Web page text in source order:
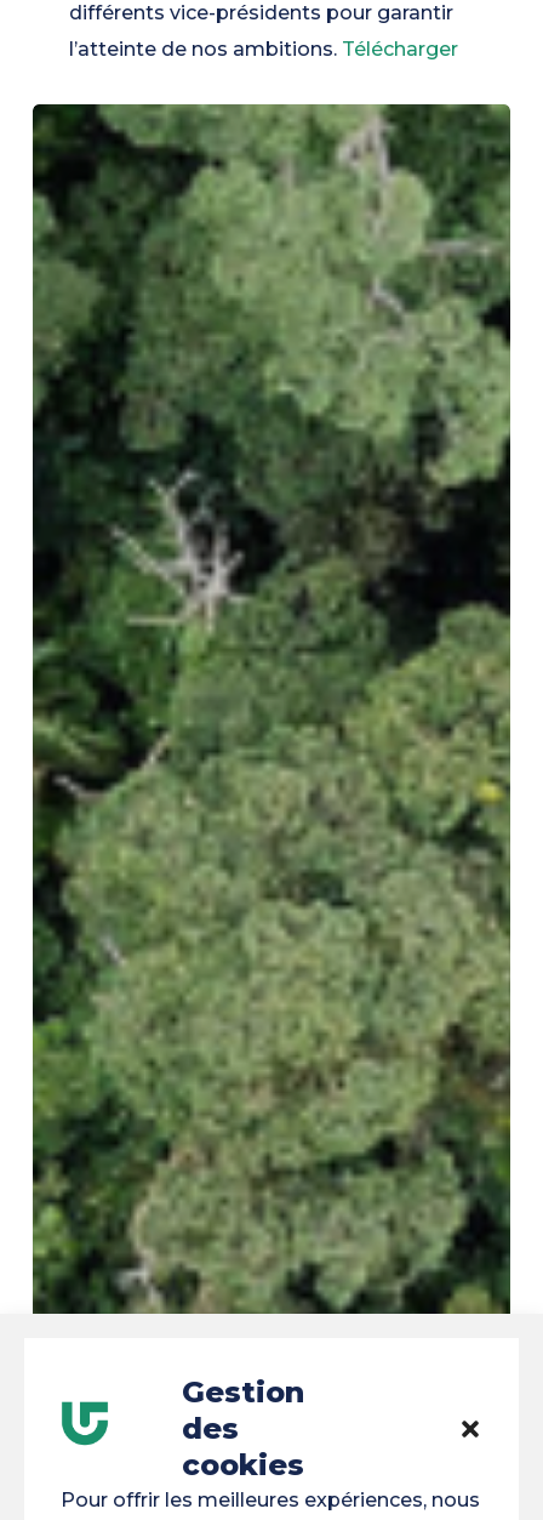
Gestion
des
cookies
Pour offrir les meilleures expériences, nous
différents vice-présidents pour garantir
l’atteinte de nos ambitions. Télécharger
L’université
au
cœur
de
l’Amazonie